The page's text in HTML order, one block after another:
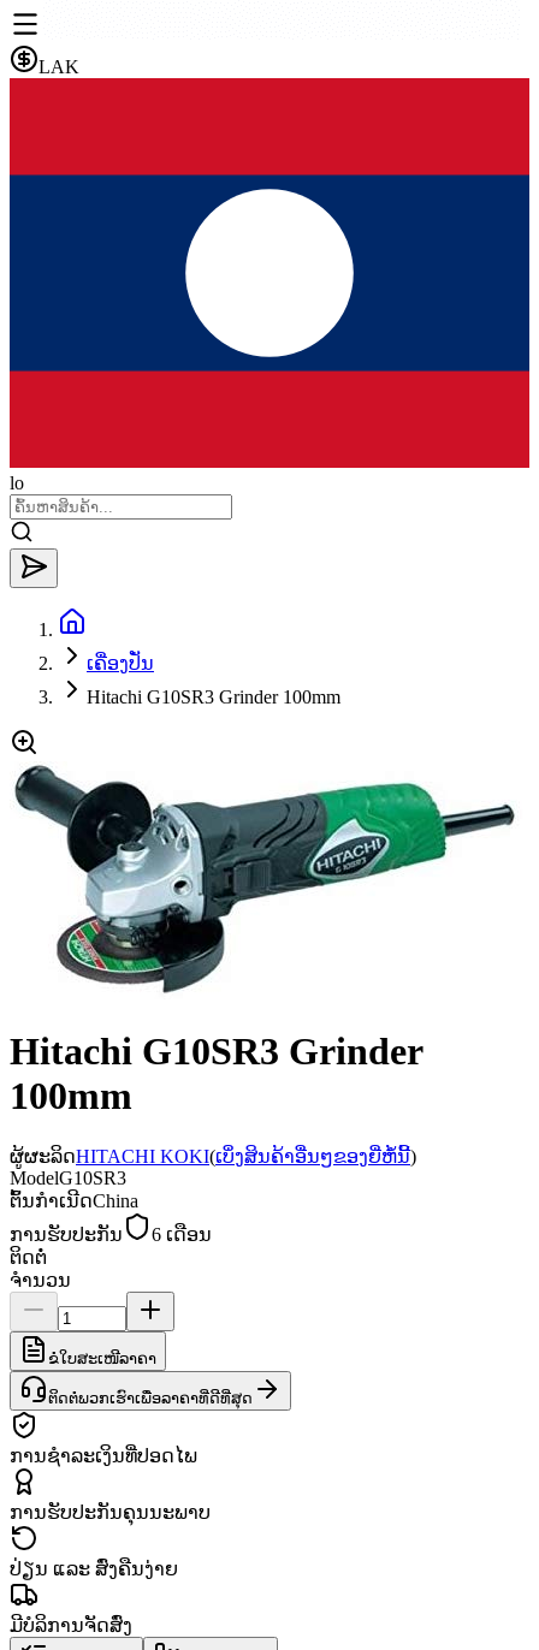
LAK
lo
ເຄື່ອງປັ່ນ
Hitachi G10SR3 Grinder 100mm
Hitachi G10SR3 Grinder
100mm
ຜູ້ຜະລິດHITACHI KOKI(ເບິ່ງສິນຄ້າອື່ນໆຂອງຍີ່ຫໍ້ນີ້)
ModelG10SR3
ຕົ້ນກຳເນີດChina
ການຮັບປະກັນ
6 ເດືອນ
ຕິດຕໍ່
ຈຳນວນ
ຂໍໃບສະເໜີລາຄາ
ຕິດຕໍ່ພວກເຮົາເພື່ອລາຄາທີ່ດີທີ່ສຸດ
ການຊຳລະເງິນທີ່ປອດໄພ
ການຮັບປະກັນຄຸນນະພາບ
ປ່ຽນ ແລະ ສົ່ງຄືນງ່າຍ
ມີບໍລິການຈັດສົ່ງ